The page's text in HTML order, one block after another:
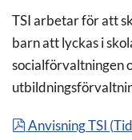
TSI arbetar för att
barn att lyckas i
socialförvaltningen
pdf
Anvisning TSI